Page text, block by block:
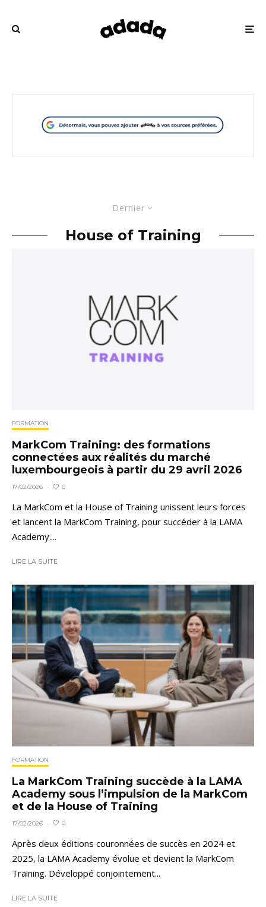
Dernier
House of Training
FORMATION
MarkCom Training: des formations
connectées aux réalités du marché
luxembourgeois à partir du 29 avril 2026
17/02/2026 · 0
La MarkCom et la House of Training unissent leurs forces
et lancent la MarkCom Training, pour succéder à la LAMA
Academy....
LIRE LA SUITE
FORMATION
La MarkCom Training succède à la LAMA
Academy sous l’impulsion de la MarkCom
et de la House of Training
17/02/2026 · 0
Après deux éditions couronnées de succès en 2024 et
2025, la LAMA Academy évolue et devient la MarkCom
Training. Développé conjointement...
LIRE LA SUITE